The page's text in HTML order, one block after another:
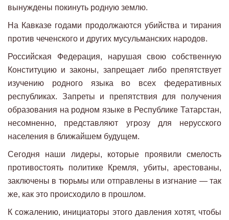
вынуждены покинуть родную землю.
На Кавказе годами продолжаются убийства и тирания
против чеченского и других мусульманских народов.
Российская Федерация, нарушая свою собственную
Конституцию и законы, запрещает либо препятствует
изучению родного языка во всех федеративных
республиках. Запреты и препятствия для получения
образования на родном языке в Республике Татарстан,
несомненно, представляют угрозу для нерусского
населения в ближайшем будущем.
Сегодня наши лидеры, которые проявили смелость
противостоять политике Кремля, убиты, арестованы,
заключены в тюрьмы или отправлены в изгнание — так
же, как это происходило в прошлом.
К сожалению, инициаторы этого давления хотят, чтобы